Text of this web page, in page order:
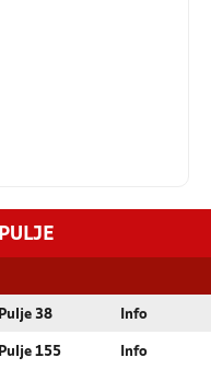
PULJE
Pulje 38 Info
Pulje 155 Info